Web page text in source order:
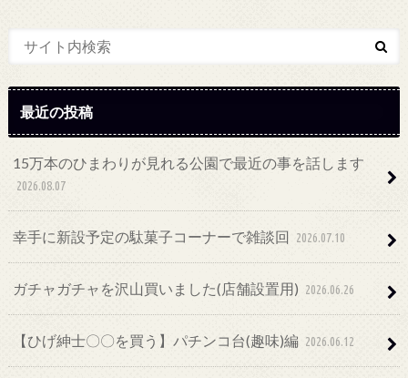
最近の投稿
15万本のひまわりが見れる公園で最近の事を話します
2026.08.07
幸手に新設予定の駄菓子コーナーで雑談回 2026.07.10
ガチャガチャを沢山買いました(店舗設置用) 2026.06.26
【ひげ紳士〇〇を買う】パチンコ台(趣味)編 2026.06.12